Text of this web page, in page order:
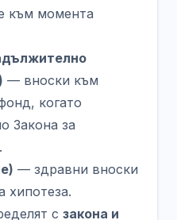
към момента
— вноски към
когато
Закона за
— здравни вноски
хипотеза.
с закона и